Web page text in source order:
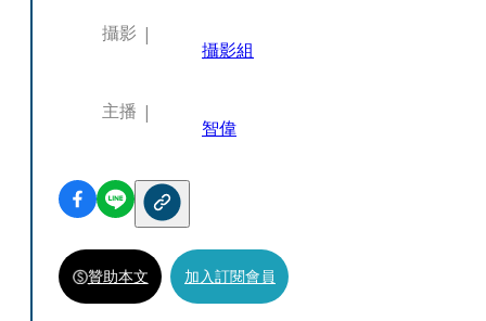
攝影
攝影組
主播
智偉
贊助本文 加入訂閱會員